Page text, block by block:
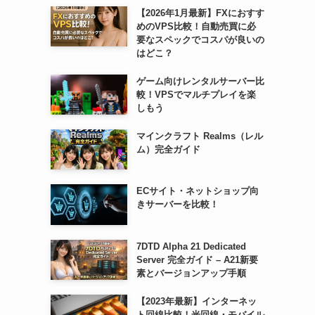
【2026年1月最新】FXにおすす
めのVPS比較！自動売買に必
要なスペックでコスパが良いの
はどこ？
ゲーム向けレンタルサーバー比
較！VPSでマルチプレイを楽
しもう
マインクラフト Realms（レル
ム）完全ガイド
ECサイト・ネットショップ向
きサーバーを比較！
7DTD Alpha 21 Dedicated
Server 完全ガイド – A21新要
素とバージョンアップ手順
【2023年最新】インターネッ